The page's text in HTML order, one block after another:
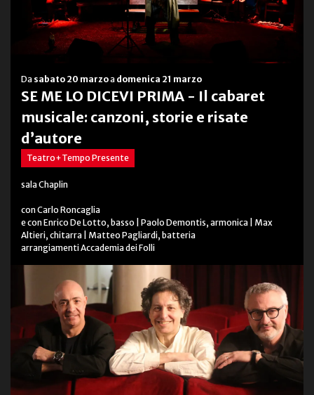
Da sabato 20 marzoa domenica 21 marzo
SE ME LO DICEVI PRIMA - Il cabaret
musicale: canzoni, storie e risate
d’autore
Teatro+Tempo Presente
sala Chaplin
con Carlo Roncaglia
e con Enrico De Lotto, basso | Paolo Demontis, armonica | Max
Altieri, chitarra | Matteo Pagliardi, batteria
arrangiamenti Accademia dei Folli